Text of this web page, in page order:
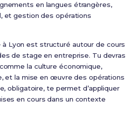
en langues étrangères,
et gestion des opérations
à Lyon est structuré autour de cours
de stage en entreprise. Tu devras
la culture économique,
et la mise en œuvre des opérations
obligatoire, te permet d’appliquer
en cours dans un contexte